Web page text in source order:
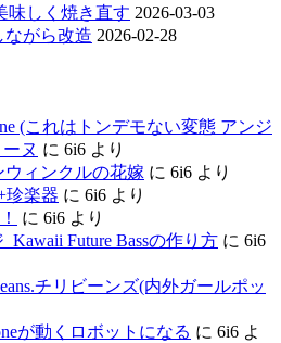
味しく焼き直す 2026-03-03
ながら改造 2026-02-28
(これはトンデモない変態 アンジ
ヌ に 6i6 より
ウィンクルの花嫁 に 6i6 より
珍楽器 に 6i6 より
に 6i6 より
Future Bassの作り方 に 6i6
チリビーンズ(内外ガールポッ
が動くロボットになる に 6i6 よ